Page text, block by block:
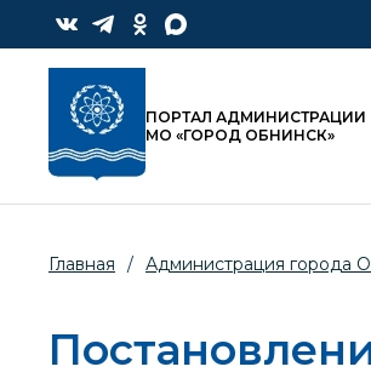
ПОРТАЛ АДМИНИСТРАЦИИ
МО «ГОРОД ОБНИНСК»
Главная / Администрация города